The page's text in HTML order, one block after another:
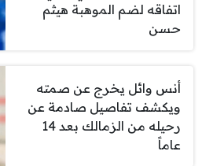
اتفاقه لضم الموهبة هيثم
حسن
أنس وائل يخرج عن صمته
ويكشف تفاصيل صادمة عن
رحيله من الزمالك بعد 14
عاماً